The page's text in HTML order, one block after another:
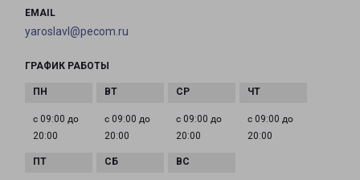
EMAIL
yaroslavl@pecom.ru
ГРАФИК РАБОТЫ
с 09:00 до
20:00
с 09:00 до
20:00
с 09:00 до
20:00
с 09:00 до
20:00